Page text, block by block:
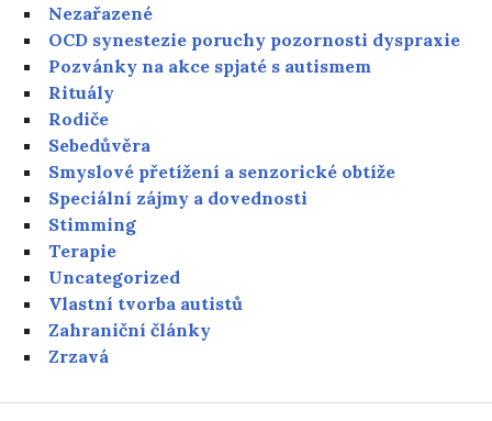
Nezařazené
OCD synestezie poruchy pozornosti dyspraxie
Pozvánky na akce spjaté s autismem
Rituály
Rodiče
Sebedůvěra
Smyslové přetížení a senzorické obtíže
Speciální zájmy a dovednosti
Stimming
Terapie
Uncategorized
Vlastní tvorba autistů
Zahraniční články
Zrzavá